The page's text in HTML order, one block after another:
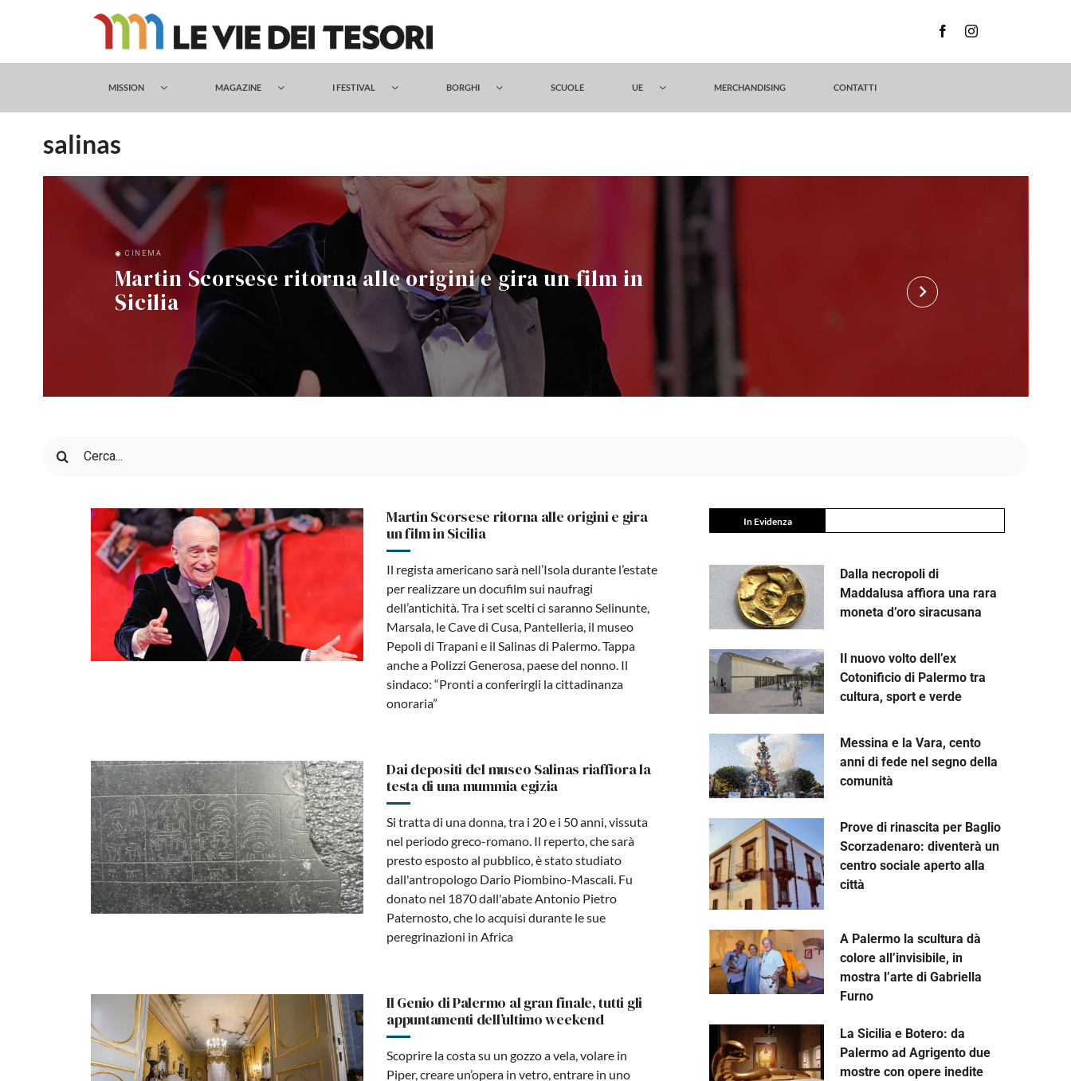
MISSION MAGAZINE I FESTIVAL BORGHI SCUOLE UE MERCHANDISING CONTATTI
salinas
◉ CINEMA
Martin Scorsese ritorna alle origini e gira un film in
Sicilia
keyboard_arrow_right
per:
Martin Scorsese ritorna alle origini e gira
un film in Sicilia
Il regista americano sarà nell’Isola durante l’estate
per realizzare un docufilm sui naufragi
dell’antichità. Tra i set scelti ci saranno Selinunte,
Marsala, le Cave di Cusa, Pantelleria, il museo
Pepoli di Trapani e il Salinas di Palermo. Tappa
anche a Polizzi Generosa, paese del nonno. Il
sindaco: “Pronti a conferirgli la cittadinanza
onoraria”
Dai depositi del museo Salinas riaffiora la
testa di una mummia egizia
Si tratta di una donna, tra i 20 e i 50 anni, vissuta
nel periodo greco-romano. Il reperto, che sarà
presto esposto al pubblico, è stato studiato
dall'antropologo Dario Piombino-Mascali. Fu
donato nel 1870 dall'abate Antonio Pietro
Paternosto, che lo acquisì durante le sue
peregrinazioni in Africa
Il Genio di Palermo al gran finale, tutti gli
appuntamenti dell’ultimo weekend
Scoprire la costa su un gozzo a vela, volare in
Piper, creare un’opera in vetro, entrare in uno
In Evidenza
Dalla necropoli di
Maddalusa affiora una rara
moneta d’oro siracusana
Il nuovo volto dell’ex
Cotonificio di Palermo tra
cultura, sport e verde
Messina e la Vara, cento
anni di fede nel segno della
comunità
Prove di rinascita per Baglio
Scorzadenaro: diventerà un
centro sociale aperto alla
città
A Palermo la scultura dà
colore all’invisibile, in
mostra l’arte di Gabriella
Furno
La Sicilia e Botero: da
Palermo ad Agrigento due
mostre con opere inedite